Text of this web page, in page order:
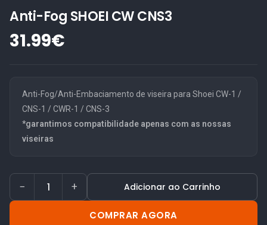
Anti-Fog SHOEI CW CNS3
31.99€
Anti-Fog/Anti-Embaciamento de viseira para Shoei CW-1 /
CNS-1 / CWR-1 / CNS-3
*garantimos compatibilidade apenas com as nossas
viseiras
− + Adicionar ao Carrinho
COMPRAR AGORA